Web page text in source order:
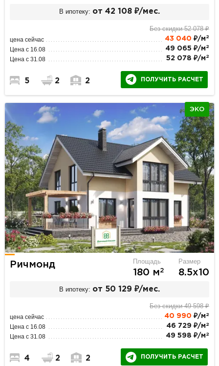
В ипотеку: от 42 108 ₽/мес.
Без скидки 52 078 ₽
цена сейчас 43 040 ₽/м 2
Цена с 16.08 49 065 ₽/м 2
Цена с 31.08 52 078 ₽/м 2
5 2 2 ПОЛУЧИТЬ РАСЧЕТ
ЭКО
Ричмонд Площадь
180 м2
Размер
8.5х10
В ипотеку: от 50 129 ₽/мес.
Без скидки 49 598 ₽
цена сейчас 40 990 ₽/м 2
Цена с 16.08 46 729 ₽/м 2
Цена с 31.08 49 598 ₽/м 2
4 2 2 ПОЛУЧИТЬ РАСЧЕТ